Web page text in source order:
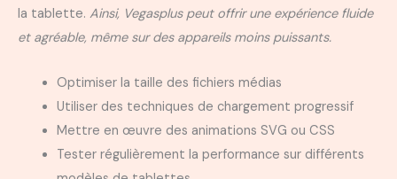
la tablette. Ainsi, Vegasplus peut offrir une expérience fluide
et agréable, même sur des appareils moins puissants.
Optimiser la taille des fichiers médias
Utiliser des techniques de chargement progressif
Mettre en œuvre des animations SVG ou CSS
Tester régulièrement la performance sur différents